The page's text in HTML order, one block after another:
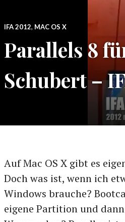
IFA 2012, MAC OS X
Parallels 8
Schubert –
Auf Mac OS X gibt es
Doch was ist, wenn ich
Windows brauche?
eigene Partition und